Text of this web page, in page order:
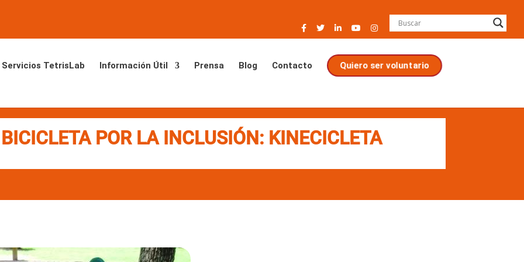
Servicios TetrisLab Información Útil Prensa Blog Contacto Quiero ser voluntario
POR LA INCLUSIÓN: KINECICLETA